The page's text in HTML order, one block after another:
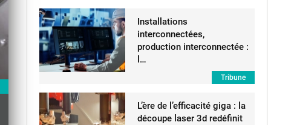
Installations
interconnectées,
production interconnectée :
l…
Tribune
L’ère de l’efficacité giga : la
découpe laser 3d redéfinit